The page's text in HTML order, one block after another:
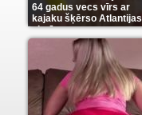
64 gadus vecs vīrs ar
kajaku šķērso Atlantijas
okeānu(5)